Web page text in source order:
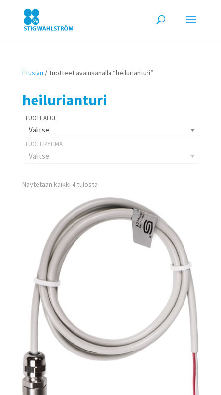
Etusivu / Tuotteet avainsanalla “heilurianturi”
heilurianturi
Valitse
Valitse
Näytetään kaikki 4 tulosta